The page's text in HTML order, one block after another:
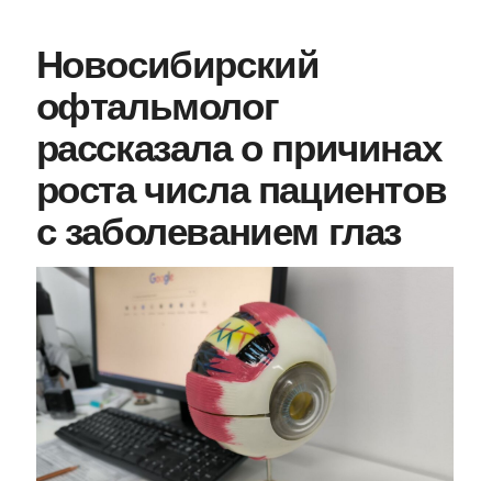
Новосибирский
офтальмолог
рассказала о причинах
роста числа пациентов
с заболеванием глаз